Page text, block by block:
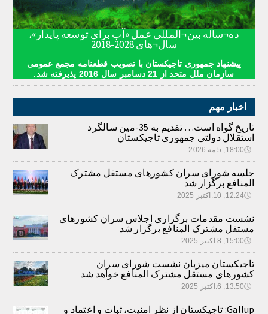
ده¬ساله بین¬المللی عمل «آب برای توسعه پایدار»،
سال¬های 2028-2018
پیشنهاد جمهوری تاجیکستان با تصویب قطعنامه مجمع عمومی
سازمان ملل متحد از 21 دسامبر سال 2016 پذیرفته شد.
اخبار مهم
تاریخ گواه است… تقدیم به 35-مین سالگرد
استقلال دولتی جمهوری تاجیکستان
🕔18:00, 5.مه 2026
جلسه شورای سران کشورهای مستقل مشترک
المنافع برگزار شد
🕔12:24, 10.اکتبر 2025
نشست مقدمات برگزاری اجلاس سران کشورهای
مستقل مشترک المنافع برگزار شد
🕔15:00, 8.اکتبر 2025
تاجیکستان میزبان نشست شورای سران
کشورهای مستقل مشترک المنافع خواهد شد
🕔13:50, 6.اکتبر 2025
Gallup: تاجیکستان از نظر امنیت، ثبات و اعتماد و